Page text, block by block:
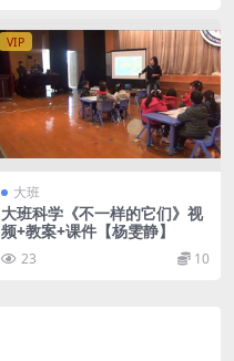
VIP
大班
大班科学《不一样的它们》视
频+教案+课件【杨雯静】
23 10